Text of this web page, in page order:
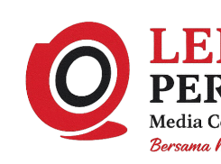
content